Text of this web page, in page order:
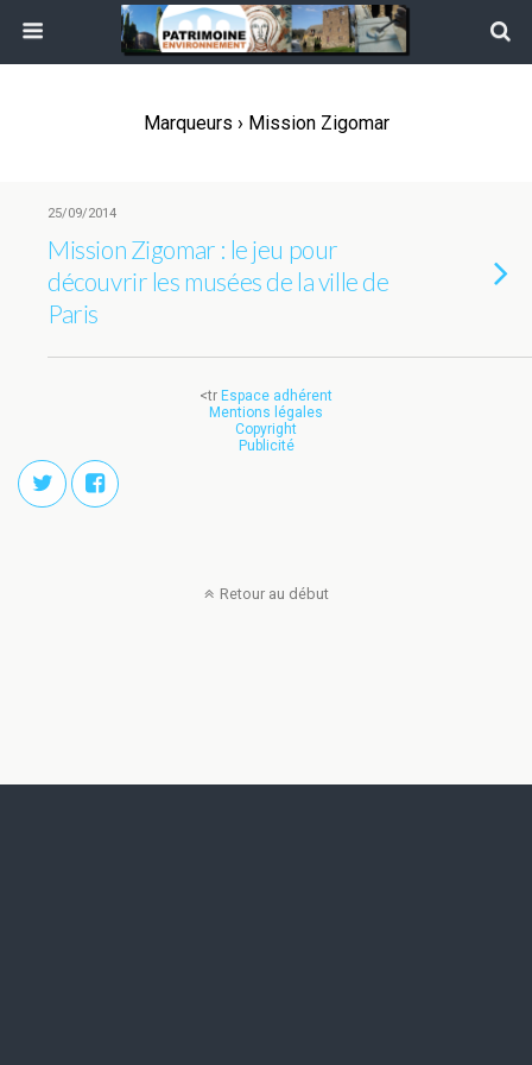
Marqueurs › Mission Zigomar
25/09/2014
Mission Zigomar : le jeu pour
découvrir les musées de la ville de
Paris
<tr Espace adhérent
Mentions légales
Copyright
Publicité
Retour au début